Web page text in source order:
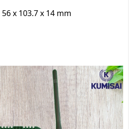
x 103.7 x 14 mm